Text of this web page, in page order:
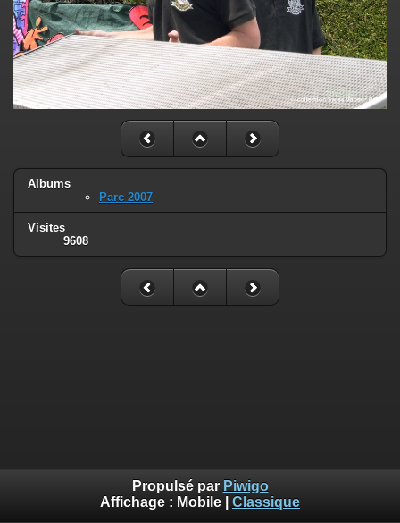
Albums
Parc 2007
Visites
9608
Propulsé par Piwigo
Affichage : Mobile Classique